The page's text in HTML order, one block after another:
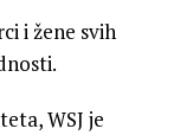
i žene svih
WSJ je